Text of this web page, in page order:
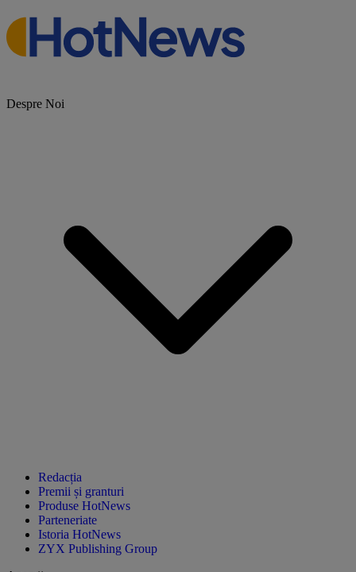
Despre Noi
Redacția
Premii și granturi
Produse HotNews
Parteneriate
Istoria HotNews
ZYX Publishing Group